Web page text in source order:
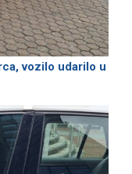
vozilo udarilo u